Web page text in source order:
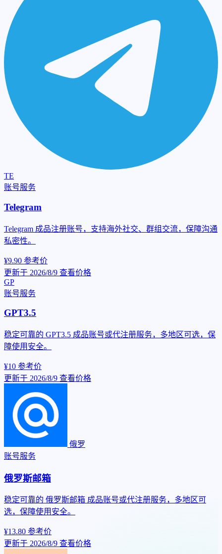
TE
账号服务
Telegram
Telegram 成品注册账号，支持海外社交、群组交流，保障沟通
私密性。
¥9.90 参考价
更新于 2026/8/9 查看价格
GP
账号服务
GPT3.5
稳定可靠的 GPT3.5 成品账号或代注册服务，多地区可选，保
障使用安全。
¥10 参考价
更新于 2026/8/9 查看价格
俄罗
账号服务
俄罗斯邮箱
稳定可靠的 俄罗斯邮箱 成品账号或代注册服务，多地区可
选，保障使用安全。
¥13.80 参考价
更新于 2026/8/9 查看价格